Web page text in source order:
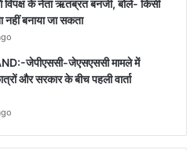
विपक्ष के नेता ऋतब्रत बनर्जी, बोले- किसी
नहीं बनाया जा सकता
जेपीएससी-जेएसएससी मामले में
और सरकार के बीच पहली वार्ता